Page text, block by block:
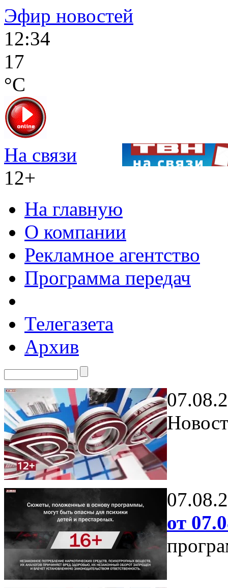
Эфир новостей
12:34
17
°C
На связи
12+
На главную
О компании
Рекламное агентство
Программа передач
Телегазета
Архив
от